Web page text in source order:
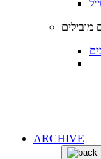
מובילים
ARCHIVE